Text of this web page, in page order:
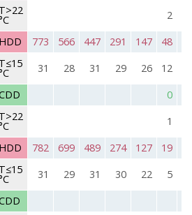
T>22
2
HDD 773 566 447 291 147
48
T≤15
31 28 31 29 26
12
0
T>22
1
HDD 782 699 489 274 127 19
T≤15
31 29 31 30 22
5